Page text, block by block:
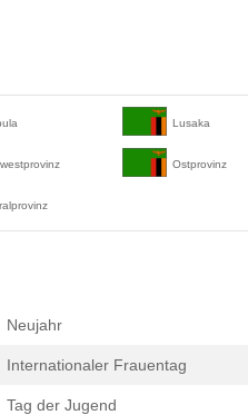
Lusaka
Ostprovinz
Neujahr
Internationaler Frauentag
Tag der Jugend